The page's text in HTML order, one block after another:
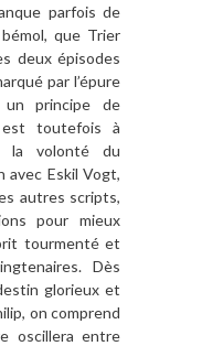
parfois de
que Trier
deux épisodes
par l’épure
principe de
toutefois à
la volonté du
avec Eskil Vogt,
autres scripts,
pour mieux
tourmenté et
Dès
glorieux et
on comprend
oscillera entre